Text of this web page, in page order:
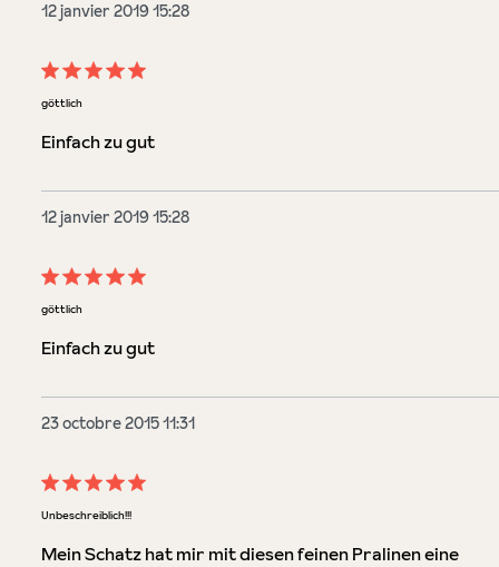
12 janvier 2019 15:28
Évaluation avec une note de 5 sur 5 étoiles
göttlich
Einfach zu gut
12 janvier 2019 15:28
Évaluation avec une note de 5 sur 5 étoiles
göttlich
Einfach zu gut
23 octobre 2015 11:31
Évaluation avec une note de 5 sur 5 étoiles
Unbeschreiblich!!!
Mein Schatz hat mir mit diesen feinen Pralinen eine